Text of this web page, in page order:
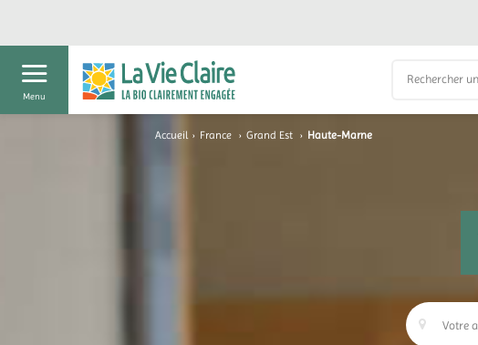
Menu
Accueil › France › Grand Est › Haute-Marne